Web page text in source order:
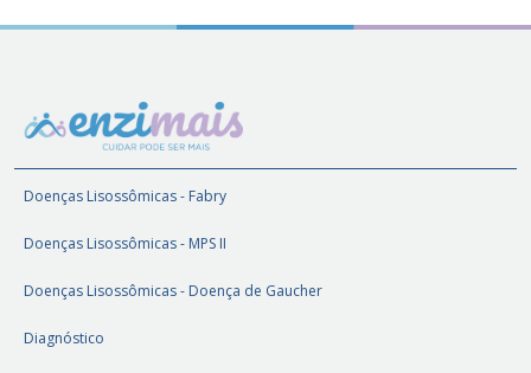
Doenças Lisossômicas - Fabry
Doenças Lisossômicas - MPS II
Doenças Lisossômicas - Doença de Gaucher
Diagnóstico